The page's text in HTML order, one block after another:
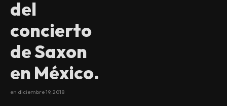
del
concierto
de Saxon
en México.
en diciembre 19, 2018